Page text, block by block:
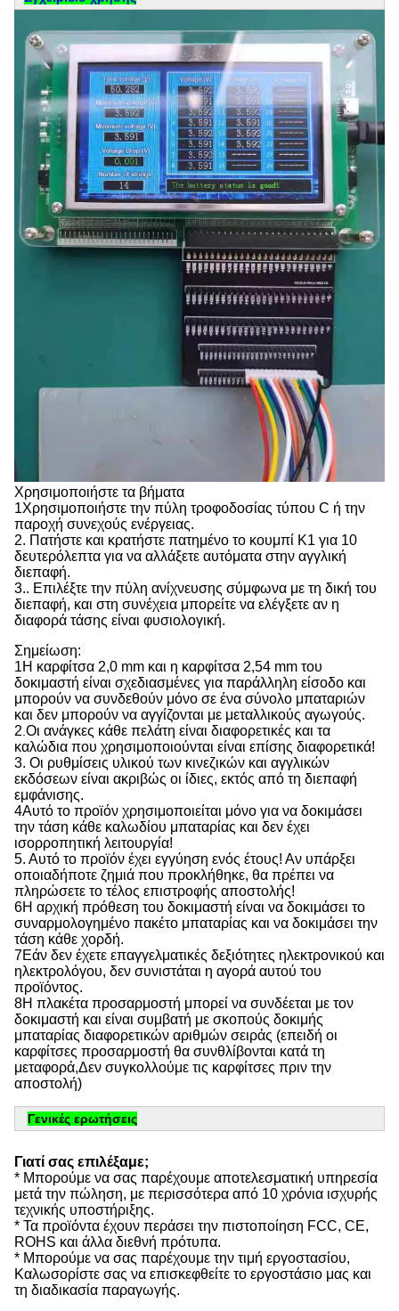
Χρησιμοποιήστε τα βήματα
1Χρησιμοποιήστε την πύλη τροφοδοσίας τύπου C ή την
παροχή συνεχούς ενέργειας.
2. Πατήστε και κρατήστε πατημένο το κουμπί K1 για 10
δευτερόλεπτα για να αλλάξετε αυτόματα στην αγγλική
διεπαφή.
3.. Επιλέξτε την πύλη ανίχνευσης σύμφωνα με τη δική του
διεπαφή, και στη συνέχεια μπορείτε να ελέγξετε αν η
διαφορά τάσης είναι φυσιολογική.
Σημείωση:
1Η καρφίτσα 2,0 mm και η καρφίτσα 2,54 mm του
δοκιμαστή είναι σχεδιασμένες για παράλληλη είσοδο και
μπορούν να συνδεθούν μόνο σε ένα σύνολο μπαταριών
και δεν μπορούν να αγγίζονται με μεταλλικούς αγωγούς.
2 Οι ανάγκες κάθε πελάτη είναι διαφορετικές και τα
καλώδια που χρησιμοποιούνται είναι επίσης διαφορετικά!
3. Οι ρυθμίσεις υλικού των κινεζικών και αγγλικών
εκδόσεων είναι ακριβώς οι ίδιες, εκτός από τη διεπαφή
εμφάνισης.
4Αυτό το προϊόν χρησιμοποιείται μόνο για να δοκιμάσει
την τάση κάθε καλωδίου μπαταρίας και δεν έχει
ισορροπητική λειτουργία!
5. Αυτό το προϊόν έχει εγγύηση ενός έτους! Αν υπάρξει
οποιαδήποτε ζημιά που προκλήθηκε, θα πρέπει να
πληρώσετε το τέλος επιστροφής αποστολής!
6Η αρχική πρόθεση του δοκιμαστή είναι να δοκιμάσει το
συναρμολογημένο πακέτο μπαταρίας και να δοκιμάσει την
τάση κάθε χορδή.
7Εάν δεν έχετε επαγγελματικές δεξιότητες ηλεκτρονικού και
ηλεκτρολόγου, δεν συνιστάται η αγορά αυτού του
προϊόντος.
8Η πλακέτα προσαρμοστή μπορεί να συνδέεται με τον
δοκιμαστή και είναι συμβατή με σκοπούς δοκιμής
μπαταρίας διαφορετικών αριθμών σειράς (επειδή οι
καρφίτσες προσαρμοστή θα συνθλίβονται κατά τη
μεταφορά,Δεν συγκολλούμε τις καρφίτσες πριν την
αποστολή)
Γενικές ερωτήσεις
Γιατί σας επιλέξαμε;
* Μπορούμε να σας παρέχουμε αποτελεσματική υπηρεσία
μετά την πώληση, με περισσότερα από 10 χρόνια ισχυρής
τεχνικής υποστήριξης.
* Τα προϊόντα έχουν περάσει την πιστοποίηση FCC, CE,
ROHS και άλλα διεθνή πρότυπα.
* Μπορούμε να σας παρέχουμε την τιμή εργοστασίου,
Καλωσορίστε σας να επισκεφθείτε το εργοστάσιο μας και
τη διαδικασία παραγωγής.